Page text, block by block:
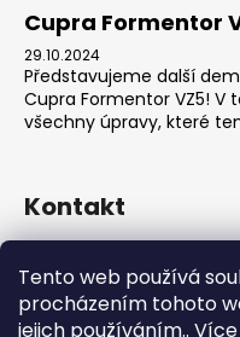
Tento web používá
procházením tohoto
jejich používáním..
Cupra Formentor
29.10.2024
Představujeme další
Cupra Formentor VZ5!
všechny úpravy, které
Kontakt
728737662
https://